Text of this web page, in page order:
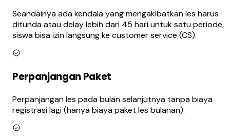
Seandainya ada kendala yang mengakibatkan les harus
ditunda atau delay lebih dari 45 hari untuk satu periode,
siswa bisa izin langsung ke customer service (CS).
Perpanjangan Paket
Perpanjangan les pada bulan selanjutnya tanpa biaya
registrasi lagi (hanya biaya paket les bulanan).